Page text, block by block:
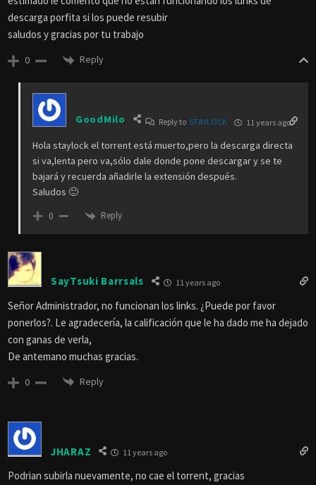
descarga porfita si los puede resubir
saludos y gracias por tu trabajo
0 Reply
GoodMilo Reply to STAYLOCK 11 years ago
Hola staylock el torrent está muerto,pero la descarga directa
si va,lenta pero va,sólo dale donde pone descargar y se te
bajará y recuerda añadirle la extensión después.
Saludos 🙂
0 Reply
SayTsuki Barrsals 11 years ago
Señor Administrador, no funcionan los links. ¿Puede por favor
ponerlos?. Le agradecería, la calificación que le ha dado me ha dejado
con ganas de verla,
De antemano muchas gracias.
0 Reply
JHARAZ 11 years ago
Podrian subirla nuevamente, no cae el torrent, gracias